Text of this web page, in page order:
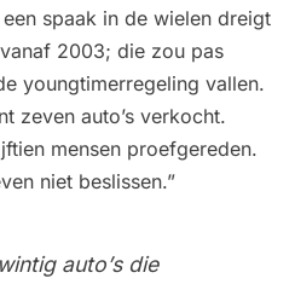
spaak in de wielen dreigt
2003; die zou pas
youngtimerregeling vallen.
zeven auto’s verkocht.
mensen proefgereden.
niet beslissen.”
auto’s die